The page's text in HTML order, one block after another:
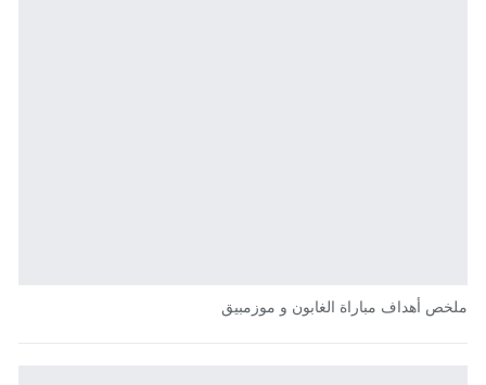
ملخص أهداف مباراة الغابون و موزمبيق